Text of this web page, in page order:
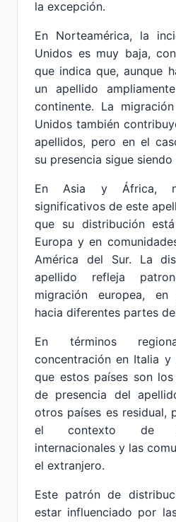
la excepción.
En Norteamérica, la
Unidos es muy baja,
que indica que, aunque
un apellido
continente. La
Unidos también
apellidos, pero en el
su presencia sigue
En Asia y África,
significativos de este
que su distribución
Europa y en
América del Sur. La
apellido refleja
migración europea, en
hacia diferentes partes
En términos
concentración en Italia y
que estos países son
de presencia del
otros países es residual,
el contexto de
internacionales y las
el extranjero.
Este patrón de
estar influenciado por